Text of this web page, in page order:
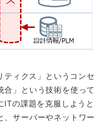
ィクス」というコンセ
合」という技術を使って
ITの課題を克服しようと
、サーバーやネットワー